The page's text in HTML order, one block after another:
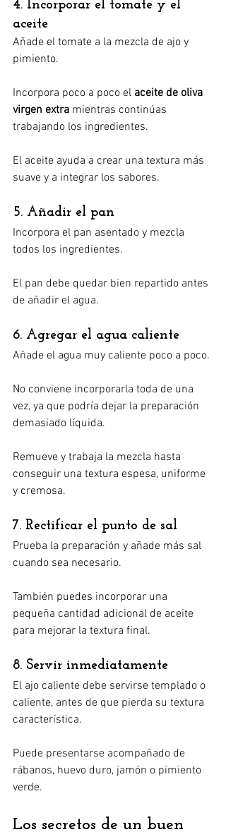
4. Incorporar el tomate y el
aceite
Añade el tomate a la mezcla de ajo y
pimiento.
Incorpora poco a poco el aceite de oliva
virgen extra mientras continúas
trabajando los ingredientes.
El aceite ayuda a crear una textura más
suave y a integrar los sabores.
5. Añadir el pan
Incorpora el pan asentado y mezcla
todos los ingredientes.
El pan debe quedar bien repartido antes
de añadir el agua.
6. Agregar el agua caliente
Añade el agua muy caliente poco a poco.
No conviene incorporarla toda de una
vez, ya que podría dejar la preparación
demasiado líquida.
Remueve y trabaja la mezcla hasta
conseguir una textura espesa, uniforme
y cremosa.
7. Rectificar el punto de sal
Prueba la preparación y añade más sal
cuando sea necesario.
También puedes incorporar una
pequeña cantidad adicional de aceite
para mejorar la textura final.
8. Servir inmediatamente
El ajo caliente debe servirse templado o
caliente, antes de que pierda su textura
característica.
Puede presentarse acompañado de
rábanos, huevo duro, jamón o pimiento
verde.
Los secretos de un buen